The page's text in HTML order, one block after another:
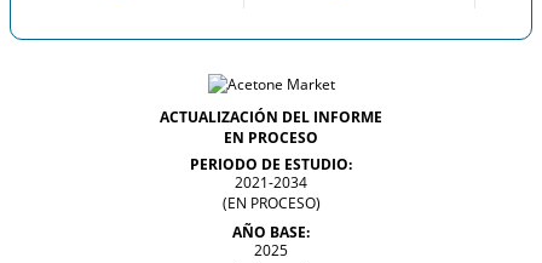
ACTUALIZACIÓN DEL INFORME
EN PROCESO
PERIODO DE ESTUDIO:
2021-2034
(EN PROCESO)
AÑO BASE:
2025